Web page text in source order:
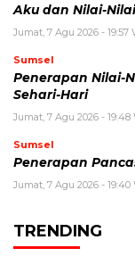
Aku dan Nilai-
Jumat, 7 Agu 2026 - 19:57
Sumsel
Penerapan Nilai-
Sehari-Hari
Jumat, 7 Agu 2026 - 19:48
Sumsel
Penerapan
Jumat, 7 Agu 2026 - 19:40
TRENDING